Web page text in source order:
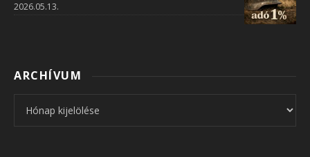
2026.05.13.
ARCHÍVUM